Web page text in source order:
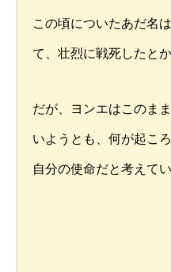
この頃についたあだ名
て、壮烈に戦死したと
だが、ヨンエはこのま
いようとも、何が起こ
自分の使命だと考えてい